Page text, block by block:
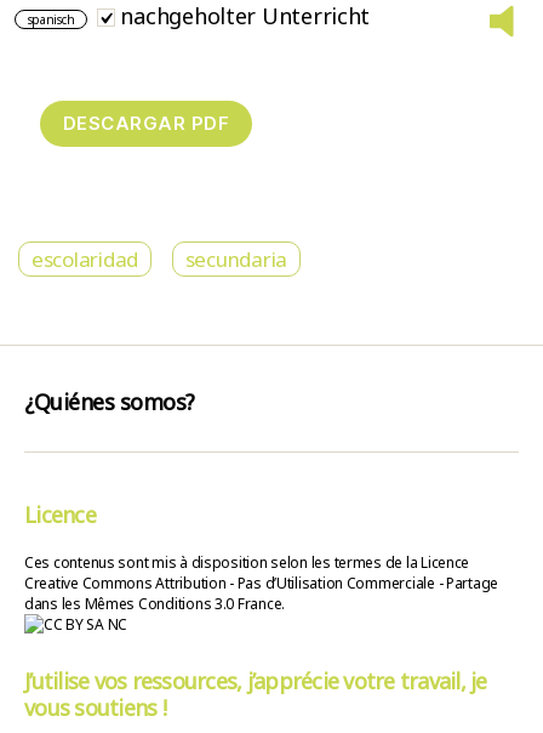
spanisch nachgeholter Unterricht
escolaridad secundaria
¿Quiénes somos?
Licence
Ces contenus sont mis à disposition selon les termes de la Licence
Creative Commons Attribution - Pas d’Utilisation Commerciale - Partage
dans les Mêmes Conditions 3.0 France.
J’utilise vos ressources, j’apprécie votre travail, je
vous soutiens !